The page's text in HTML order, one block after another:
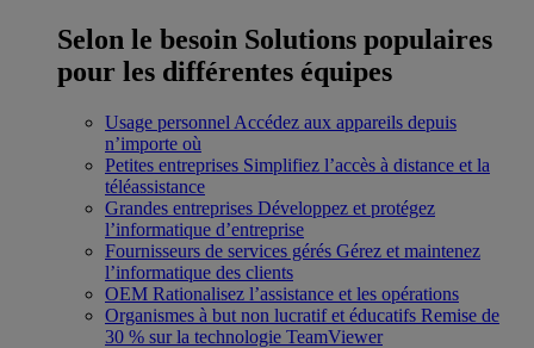
Selon le besoin Solutions populaires
pour les différentes équipes
Usage personnel Accédez aux appareils depuis
n’importe où
Petites entreprises Simplifiez l’accès à distance et la
téléassistance
Grandes entreprises Développez et protégez
l’informatique d’entreprise
Fournisseurs de services gérés Gérez et maintenez
l’informatique des clients
OEM Rationalisez l’assistance et les opérations
Organismes à but non lucratif et éducatifs Remise de
30 % sur la technologie TeamViewer